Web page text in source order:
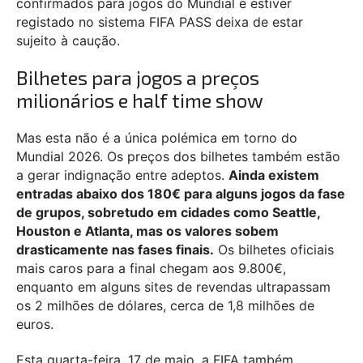
registado no sistema FIFA PASS deixa de estar
sujeito à caução.
Bilhetes para jogos a preços
milionários e half time show
Mas esta não é a única polémica em torno do
Mundial 2026. Os preços dos bilhetes também estão
a gerar indignação entre adeptos. Ainda existem
entradas abaixo dos 180€ para alguns jogos da fase
de grupos, sobretudo em cidades como Seattle,
Houston e Atlanta, mas os valores sobem
drasticamente nas fases finais. Os bilhetes oficiais
mais caros para a final chegam aos 9.800€,
enquanto em alguns sites de revendas ultrapassam
os 2 milhões de dólares, cerca de 1,8 milhões de
euros.